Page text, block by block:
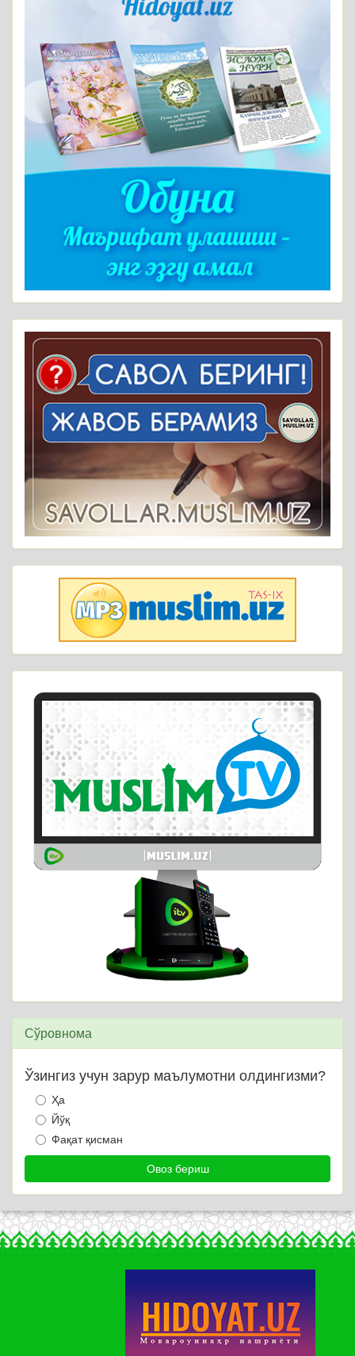
Сўровнома
Ўзингиз учун зарур маълумотни олдингизми?
Ҳа
Йўқ
Фақат қисман